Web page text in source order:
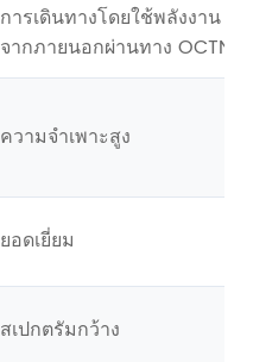
การเดินทางโดยใช้พลังงาน
จากภายนอกผ่านทาง OCTN1
ความจำเพาะสูง
ยอดเยี่ยม
สเปกตรัมกว้าง